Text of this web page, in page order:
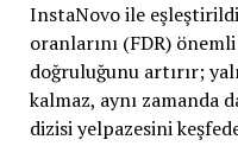
InstaNovo ile
oranlarını (FDR)
doğruluğunu artırır;
kalmaz, aynı zamanda
dizisi yelpazesini